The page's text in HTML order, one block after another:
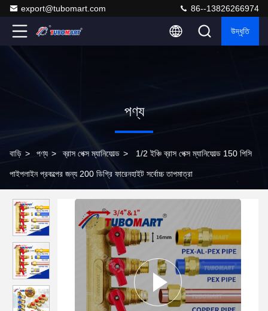
export@tubomart.com 86--13826266974
উদ্ধৃতি
পণ্য
বাড়ি > পণ্য > ব্রাস পেক্স ম্যানিফোল্ড > 1/2 ইঞ্চি ব্রাস পেক্স ম্যানিফোল্ড 150 পিসি
পাইপলাইন প্রকল্পের জন্য 200 ডিগ্রি ফারেনহাইট সর্বোচ্চ তাপমাত্রা